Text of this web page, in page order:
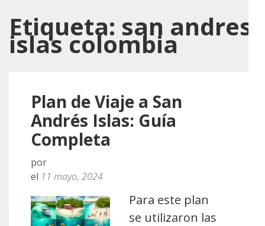
Etiqueta: san andres
islas colombia
Plan de Viaje a San
Andrés Islas: Guía
Completa
por
el 11 mayo, 2024
Para este plan
se utilizaron las